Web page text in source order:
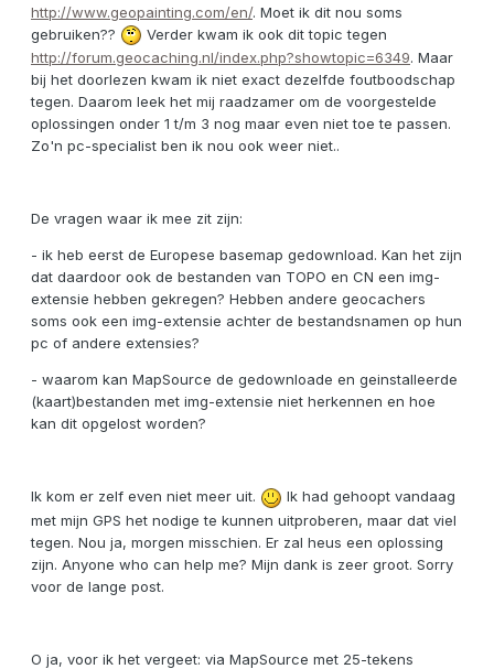
http://www.geopainting.com/en/. Moet ik dit nou soms
gebruiken??
Verder kwam ik ook dit topic tegen
http://forum.geocaching.nl/index.php?showtopic=6349. Maar
bij het doorlezen kwam ik niet exact dezelfde foutboodschap
tegen. Daarom leek het mij raadzamer om de voorgestelde
oplossingen onder 1 t/m 3 nog maar even niet toe te passen.
Zo'n pc-specialist ben ik nou ook weer niet..
De vragen waar ik mee zit zijn:
- ik heb eerst de Europese basemap gedownload. Kan het zijn
dat daardoor ook de bestanden van TOPO en CN een img-
extensie hebben gekregen? Hebben andere geocachers
soms ook een img-extensie achter de bestandsnamen op hun
pc of andere extensies?
- waarom kan MapSource de gedownloade en geinstalleerde
(kaart)bestanden met img-extensie niet herkennen en hoe
kan dit opgelost worden?
Ik kom er zelf even niet meer uit.
Ik had gehoopt vandaag
met mijn GPS het nodige te kunnen uitproberen, maar dat viel
tegen. Nou ja, morgen misschien. Er zal heus een oplossing
zijn. Anyone who can help me? Mijn dank is zeer groot. Sorry
voor de lange post.
O ja, voor ik het vergeet: via MapSource met 25-tekens